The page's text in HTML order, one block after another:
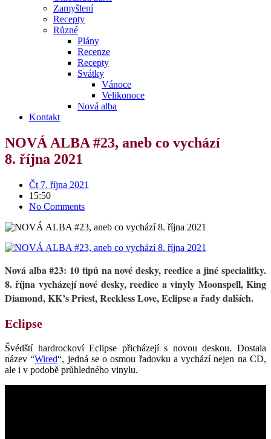
Zamyšlení
Recepty
Různé
Plány
Recenze
Recepty
Svátky
Vánoce
Velikonoce
Nová alba
Kontakt
NOVÁ ALBA #23, aneb co vychází
8. října 2021
Čt 7. října 2021
15:50
No Comments
Nová alba #23: 10 tipů na nové desky, reedice a jiné specialitky.
8. října vycházejí nové desky, reedice a vinyly Moonspell, King
Diamond, KK’s Priest, Reckless Love, Eclipse a řady dalších.
Eclipse
Švédští hardrockoví Eclipse přicházejí s novou deskou. Dostala
název “Wired“, jedná se o osmou řadovku a vychází nejen na CD,
ale i v podobě průhledného vinylu.